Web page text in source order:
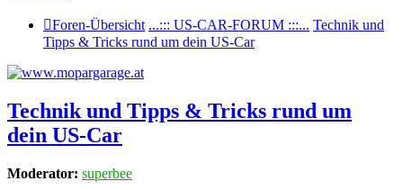
Foren-Übersicht ...::: US-CAR-FORUM :::... Technik und
Tipps & Tricks rund um dein US-Car
Technik und Tipps & Tricks rund um
dein US-Car
Moderator: superbee